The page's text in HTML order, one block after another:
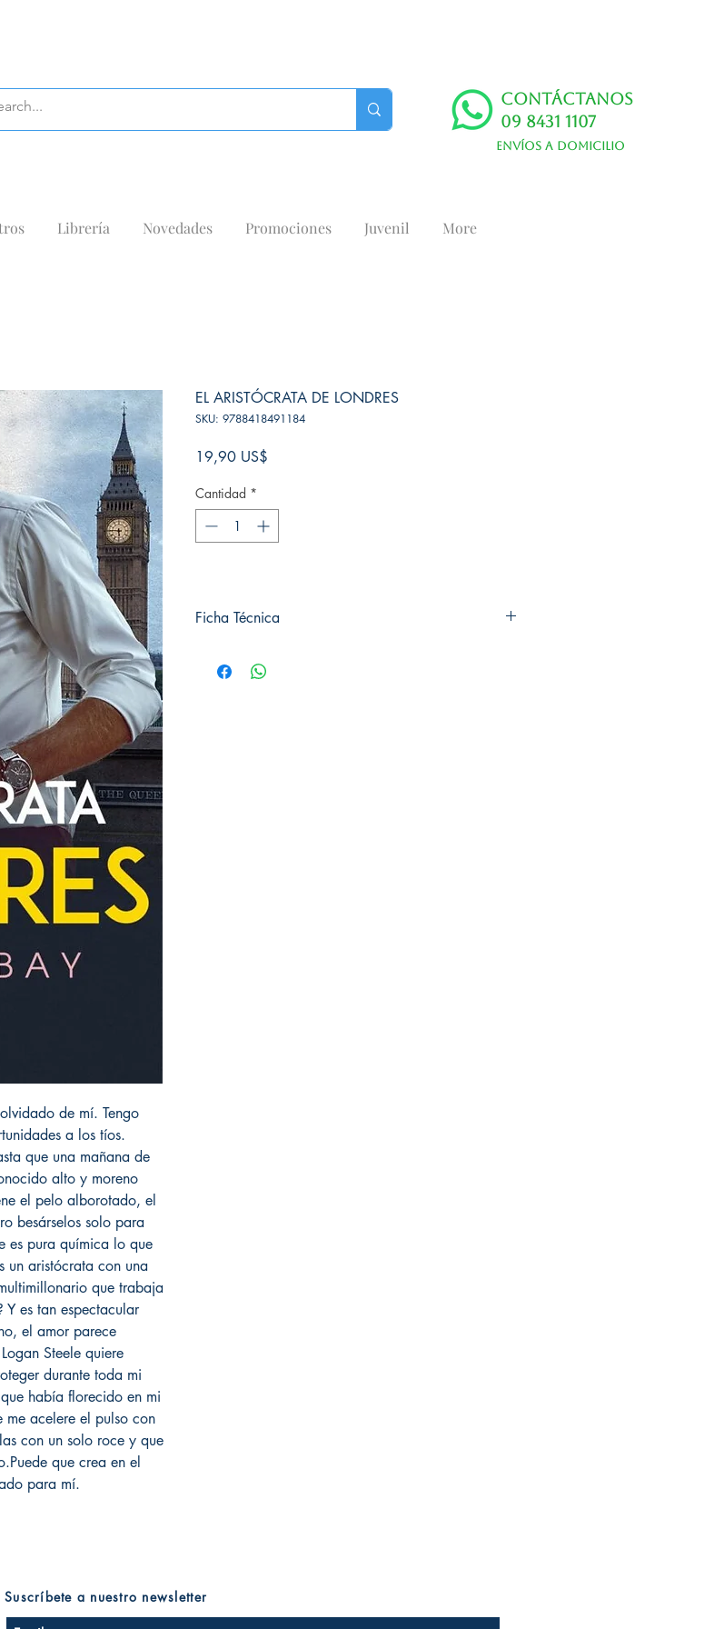
Contáctanos
09 8431 1107
Envíos a domicilio
Librería Novedades Promociones Juvenil More
de mí. Tengo
a los tíos.
que una mañana de
alto y moreno
el pelo alborotado, el
besárselos solo para
es pura química lo que
un aristócrata con una
que trabaja
Y es tan espectacular
el amor parece
Steele quiere
durante toda mi
había florecido en mi
me acelere el pulso con
con un solo roce y que
que crea en el
para mí.
EL ARISTÓCRATA DE LONDRES
SKU: 9788418491184
19,90 US$
Cantidad *
Ficha Técnica
Editorial: PHOEBE⁣
Suscríbete a nuestro newsletter